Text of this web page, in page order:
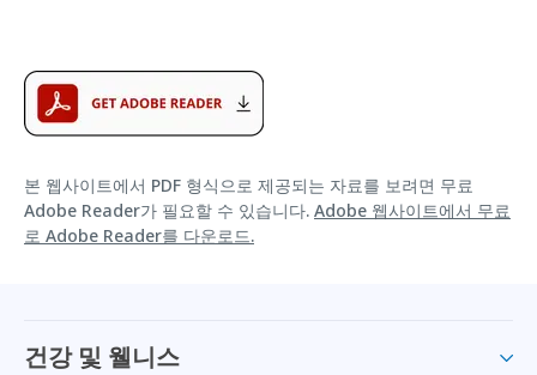
본 웹사이트에서 PDF 형식으로 제공되는 자료를 보려면 무료
Adobe Reader가 필요할 수 있습니다. Adobe 웹사이트에서 무료
로 Adobe Reader를 다운로드.
건강 및 웰니스